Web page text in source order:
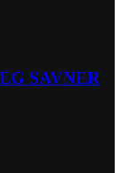
SAVNER